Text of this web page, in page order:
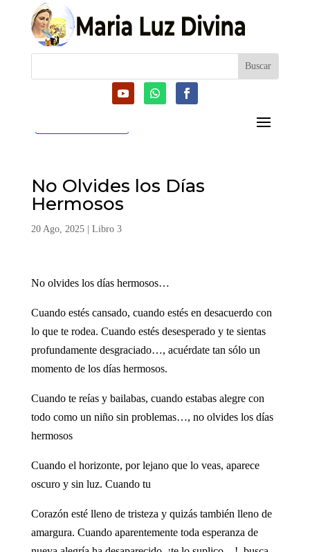
No Olvides los Días
Hermosos
20 Ago, 2025| Libro 3
No olvides los días hermosos…
Cuando estés cansado, cuando estés en desacuerdo con
lo que te rodea. Cuando estés desesperado y te sientas
profundamente desgraciado…, acuérdate tan sólo un
momento de los días hermosos.
Cuando te reías y bailabas, cuando estabas alegre con
todo como un niño sin problemas…, no olvides los días
hermosos
Cuando el horizonte, por lejano que lo veas, aparece
oscuro y sin luz. Cuando tu
Corazón esté lleno de tristeza y quizás también lleno de
amargura. Cuando aparentemente toda esperanza de